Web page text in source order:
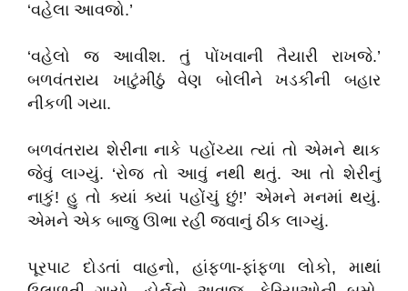
‘વહેલા આવજો.’
‘વહેલો જ આવીશ. તું પોંખવાની તૈયારી રાખજે.’
બળવંતરાય ખાટુંમીઠું વેણ બોલીને ખડકીની બહાર
નીકળી ગયા.
બળવંતરાય શેરીના નાકે પહોંચ્યા ત્યાં તો એમને થાક
જેવું લાગ્યું. ‘રોજ તો આવું નથી થતું. આ તો શેરીનું
નાકું! હુ તો ક્યાં ક્યાં પહોંચું છું!’ એમને મનમાં થયું.
એમને એક બાજુ ઊભા રહી જવાનું ઠીક લાગ્યું.
પૂરપાટ દોડતાં વાહનો, હાંફળા-ફાંફળા લોકો, માથાં